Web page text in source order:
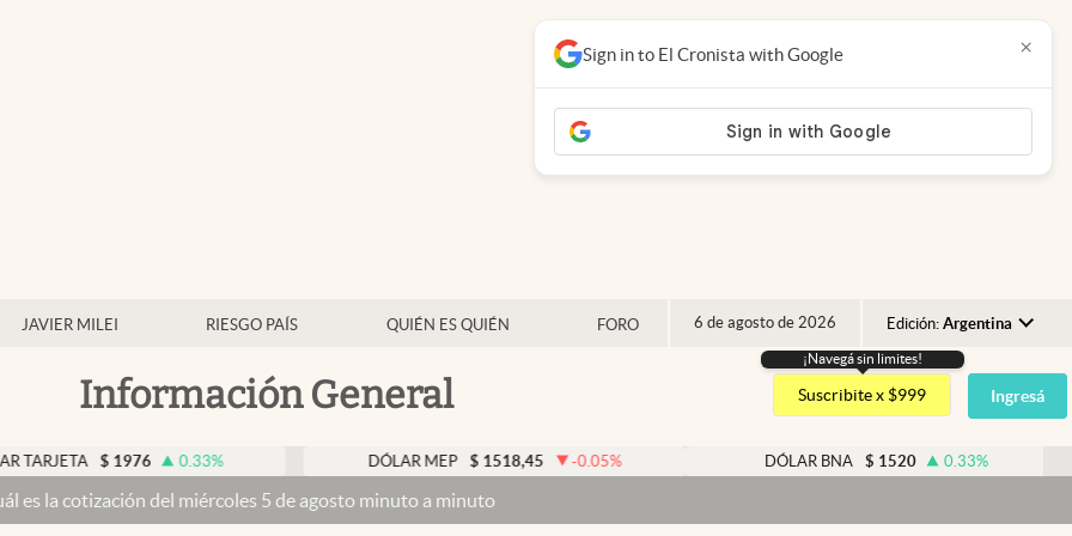
JAVIER MILEI RIESGO PAÍS QUIÉN ES QUIÉN FORO 6 de agosto de 2026 Edición: Argentina
Argentina
España
USA
Información General
¡Navegá sin limites!
Suscribite x $999 Ingresá
$ 1976 0.33% DÓLAR MEP $ 1518,45 -0.05% DÓLAR BNA $ 1520 0.33%
del miércoles 5 de agosto minuto a minuto
Sign in to El Cronista with Google ×